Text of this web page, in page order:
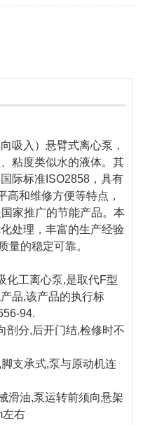
吸入）悬臂式离心泵，
粘度类似水的液体。其
际标准ISO2858，具有
高和维修方便等特点，
家推广的节能产品。本
处理，丰富的生产经验
量的稳定可靠。
化工离心泵,是取代F型
品,该产品的执行标
94.
剖分,后开门结,检修时不
支承式,泵与原动机连
滑油,泵运转前须向悬架
左右